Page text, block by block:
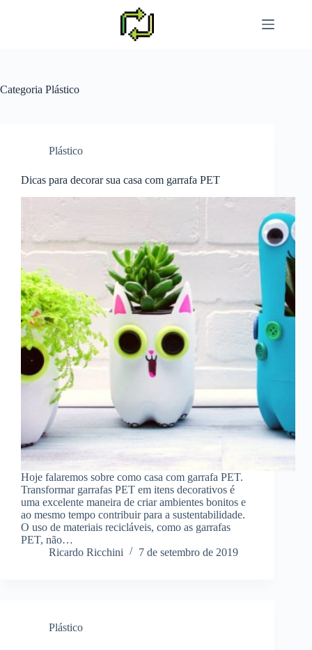
Categoria Plástico
Plástico
Dicas para decorar sua casa com garrafa PET
Hoje falaremos sobre como casa com garrafa PET.
Transformar garrafas PET em itens decorativos é
uma excelente maneira de criar ambientes bonitos e
ao mesmo tempo contribuir para a sustentabilidade.
O uso de materiais recicláveis, como as garrafas
PET, não…
Ricardo Ricchini
7 de setembro de 2019
Plástico